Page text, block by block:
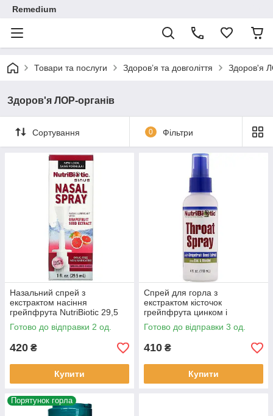
Remedium
Товари та послуги Здоров’я та довголіття Здоров'я
Здоров'я ЛОР-органів
Сортування 0 Фільтри
Назальний спрей з
екстрактом насіння
грейпфрута NutriBiotic 29,5
мл
Готово до відправки 2 од.
420 ₴
Купити
Спрей для горла з
екстрактом кісточок
грейпфрута цинком і
ментолом NutriBiotic 118 мл
Готово до відправки 3 од.
410 ₴
Купити
Порятунок горла